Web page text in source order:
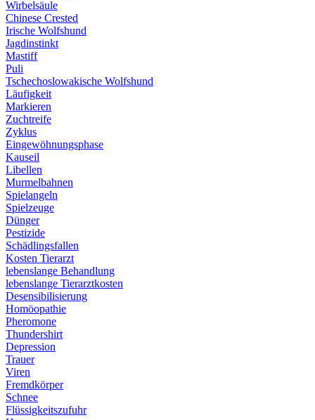
Wirbelsäule
Chinese Crested
Irische Wolfshund
Jagdinstinkt
Mastiff
Puli
Tschechoslowakische Wolfshund
Läufigkeit
Markieren
Zuchtreife
Zyklus
Eingewöhnungsphase
Kauseil
Libellen
Murmelbahnen
Spielangeln
Spielzeuge
Dünger
Pestizide
Schädlingsfallen
Kosten Tierarzt
lebenslange Behandlung
lebenslange Tierarztkosten
Desensibilisierung
Homöopathie
Pheromone
Thundershirt
Depression
Trauer
Viren
Fremdkörper
Schnee
Flüssigkeitszufuhr